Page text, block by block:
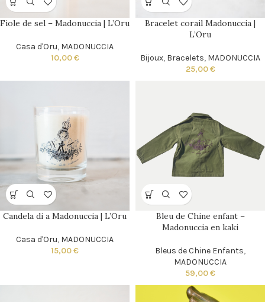
Fiole de sel – Madonuccia | L’Oru
Casa d'Oru, MADONUCCIA
10,00€
Bracelet corail Madonuccia |
L’Oru
Bijoux, Bracelets, MADONUCCIA
25,00€
Candela di a Madonuccia | L’Oru
Casa d'Oru, MADONUCCIA
15,00€
Bleu de Chine enfant –
Madonuccia en kaki
Bleus de Chine Enfants,
MADONUCCIA
59,00€